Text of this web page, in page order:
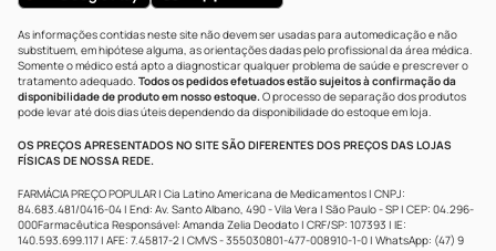
As informações contidas neste site não devem ser usadas para automedicação e não
substituem, em hipótese alguma, as orientações dadas pelo profissional da área médica.
Somente o médico está apto a diagnosticar qualquer problema de saúde e prescrever o
tratamento adequado. Todos os pedidos efetuados estão sujeitos à confirmação da
disponibilidade de produto em nosso estoque.O processo de separação dos produtos
pode levar até dois dias úteis dependendo da disponibilidade do estoque em loja.
OS PREÇOS APRESENTADOS NO SITE SÃO DIFERENTES DOS PREÇOS DAS LOJAS
FÍSICAS DE NOSSA REDE.
FARMÁCIA PREÇO POPULAR | Cia Latino Americana de Medicamentos | CNPJ:
84.683.481/0416-04 | End: Av. Santo Albano, 490 - Vila Vera | São Paulo - SP | CEP: 04.296-
000Farmacêutica Responsável: Amanda Zelia Deodato | CRF/SP: 107393 | IE:
140.593.699.117 | AFE: 7.45817-2 | CMVS - 355030801-477-008910-1-0 | WhatsApp: (47) 9